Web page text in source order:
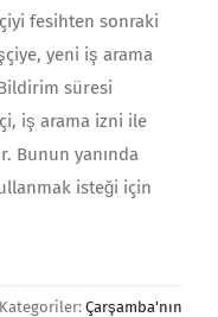
fesihten sonraki
yeni iş arama
süresi
iş arama izni ile
Bunun yanında
isteği için
Kategoriler: Çarşamba'nın